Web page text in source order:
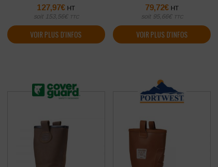
127,97€ HT
soit 153,56€ TTC
VOIR PLUS D'INFOS
79,72€ HT
soit 95,66€ TTC
VOIR PLUS D'INFOS